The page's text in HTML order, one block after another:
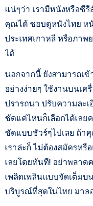
แน่ๆว่า เรามีหนังหรือซี
คุณได้ ชอบดูหนังไทย ห
ประเทศเกาหลี หรือภา
ได้
นอกจากนี้ ยังสามารถเข้
อย่างง่ายๆ ใช้งานบนเค
ปรารถนา ปรับความละ
ชัดแค่ไหนก็เลือกได้เล
ชัดแบบชัวร์ๆไปเลย ถ้า
เราล่ะก็ ไม่ต้องสมัครหรื
เลยโดยทันที! อย่าพลาด
เพลิดเพลินแบบจัดเต็ม
บริบูรณ์ที่สุดในไทย มาล